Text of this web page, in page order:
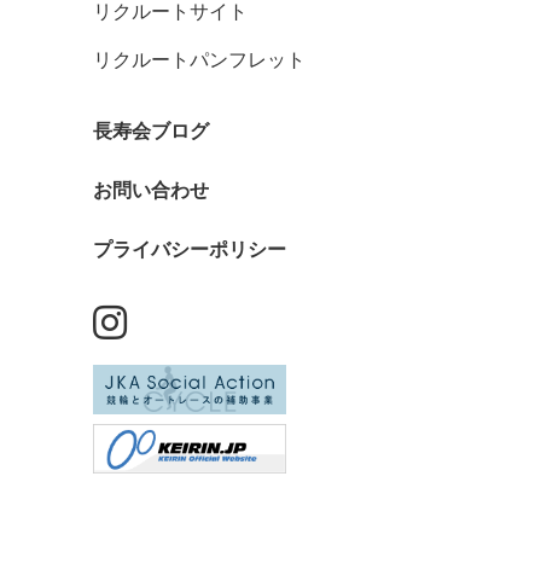
リクルートサイト
リクルートパンフレット
長寿会ブログ
お問い合わせ
プライバシーポリシー